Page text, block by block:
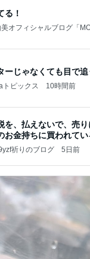
る！
オフィシャルブログ「
ーじゃなくても目で
トピックス 10時間前
を、払えないで、売り
お金持ちに買われて
祈りのブログ 5日前